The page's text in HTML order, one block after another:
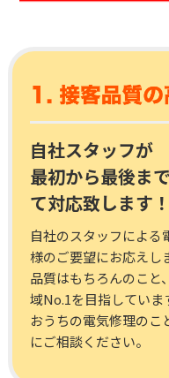
自社スタッフが
最初から最後ま
て対応致します！
自社のスタッフによる
様のご要望にお応えし
品質はもちろんのこと
域No.1を目指していま
おうちの電気修理のこ
にご相談ください。